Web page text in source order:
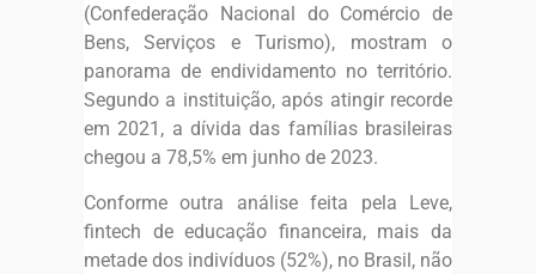
(Confederação Nacional do Comércio de
Bens, Serviços e Turismo), mostram o
panorama de endividamento no território.
Segundo a instituição, após atingir recorde
em 2021, a dívida das famílias brasileiras
chegou a 78,5% em junho de 2023.
Conforme outra análise feita pela Leve,
fintech de educação financeira, mais da
metade dos indivíduos (52%), no Brasil, não